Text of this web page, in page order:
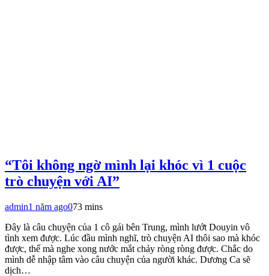
“Tôi không ngờ mình lại khóc vì 1 cuộc
trò chuyện với AI”
admin1 năm ago073 mins
Đây là câu chuyện của 1 cô gái bên Trung, mình lướt Douyin vô
tình xem được. Lúc đầu mình nghĩ, trò chuyện AI thôi sao mà khóc
được, thế mà nghe xong nước mắt chảy ròng ròng được. Chắc do
mình dễ nhập tâm vào câu chuyện của người khác. Dương Ca sẽ
dịch…